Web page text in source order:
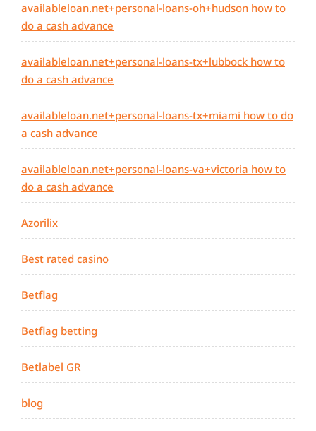
availableloan.net+personal-loans-oh+hudson how to
do a cash advance
availableloan.net+personal-loans-tx+lubbock how to
do a cash advance
availableloan.net+personal-loans-tx+miami how to do
a cash advance
availableloan.net+personal-loans-va+victoria how to
do a cash advance
Azorilix
Best rated casino
Betflag
Betflag betting
Betlabel GR
blog